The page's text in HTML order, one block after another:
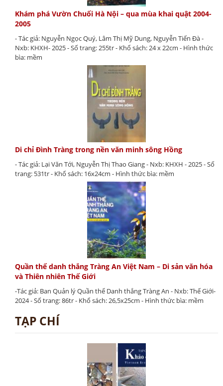
Khám phá Vườn Chuối Hà Nội – qua mùa khai quật 2004-
2005
- Tác giả: Nguyễn Ngọc Quý, Lâm Thị Mỹ Dung, Nguyễn Tiến Đà -
Nxb: KHXH- 2025 - Số trang: 255tr - Khổ sách: 24 x 22cm - Hình thức
bìa: mềm
Di chỉ Đình Tràng trong nền văn minh sông Hồng
- Tác giả: Lại Văn Tới, Nguyễn Thị Thao Giang - Nxb: KHXH - 2025 - Số
trang: 531tr - Khổ sách: 16x24cm - Hình thức bìa: mềm
Quần thể danh thắng Tràng An Việt Nam – Di sản văn hóa
và Thiên nhiên Thế Giới
-Tác giả: Ban Quản lý Quần thể Danh thắng Tràng An - Nxb: Thế Giới-
2024 - Số trang: 86tr - Khổ sách: 26,5x25cm - Hình thức bìa: mềm
TẠP CHÍ